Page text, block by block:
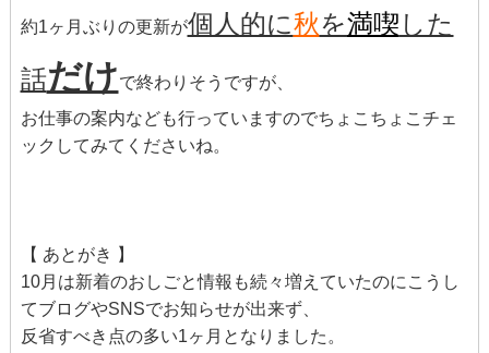
約1ヶ月ぶりの更新が個人的に秋を満喫 した
話だけで終わりそうですが、
お仕事の案内なども行っていますのでちょこちょこチェ
ックしてみてくださいね。
【 あとがき 】
10月は新着のおしごと情報も続々増えていたのにこうし
てブログやSNSでお知らせが出来ず、
反省すべき点の多い1ヶ月となりました。